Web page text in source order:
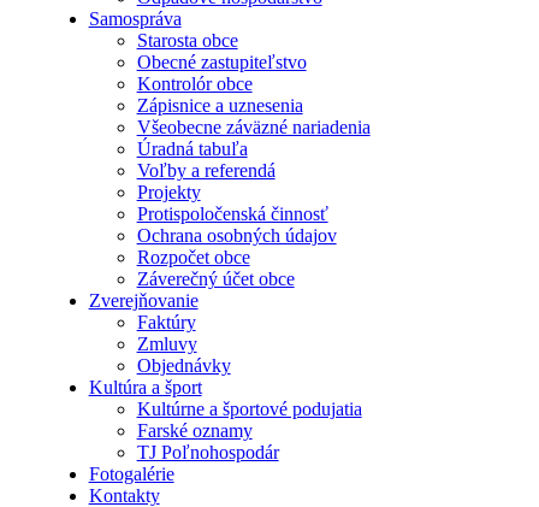
Samospráva
Starosta obce
Obecné zastupiteľstvo
Kontrolór obce
Zápisnice a uznesenia
Všeobecne záväzné nariadenia
Úradná tabuľa
Voľby a referendá
Projekty
Protispoločenská činnosť
Ochrana osobných údajov
Rozpočet obce
Záverečný účet obce
Zverejňovanie
Faktúry
Zmluvy
Objednávky
Kultúra a šport
Kultúrne a športové podujatia
Farské oznamy
TJ Poľnohospodár
Fotogalérie
Kontakty